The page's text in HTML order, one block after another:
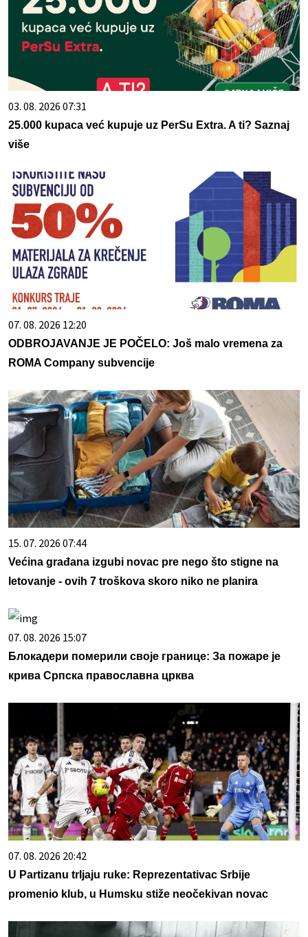
03. 08. 2026 07:31
25.000 kupaca već kupuje uz PerSu Extra. A ti? Saznaj
više
07. 08. 2026 12:20
ODBROJAVANJE JE POČELO: Još malo vremena za
ROMA Company subvencije
15. 07. 2026 07:44
Većina građana izgubi novac pre nego što stigne na
letovanje - ovih 7 troškova skoro niko ne planira
07. 08. 2026 15:07
Блокадери померили своје границе: За пожаре је
крива Српска православна црква
07. 08. 2026 20:42
U Partizanu trljaju ruke: Reprezentativac Srbije
promenio klub, u Humsku stiže neočekivan novac